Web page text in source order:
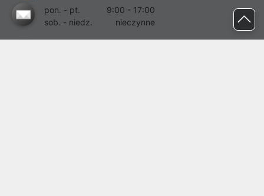
pon. - pt.
9:00 - 17:00
sob. - niedz.
nieczynne